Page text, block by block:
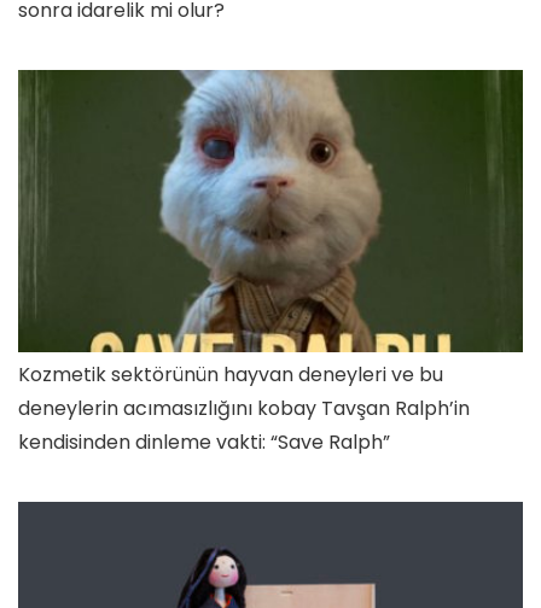
sonra idarelik mi olur?
Kozmetik sektörünün hayvan deneyleri ve bu
deneylerin acımasızlığını kobay Tavşan Ralph’in
kendisinden dinleme vakti: “Save Ralph”